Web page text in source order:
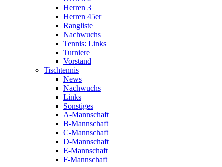
Herren 3
Herren 45er
Rangliste
Nachwuchs
Tennis: Links
Turniere
Vorstand
Tischtennis
News
Nachwuchs
Links
Sonstiges
A-Mannschaft
B-Mannschaft
C-Mannschaft
D-Mannschaft
E-Mannschaft
F-Mannschaft